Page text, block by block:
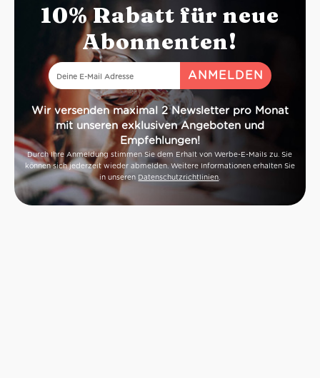
10% Rabatt für neue
Abonnenten!
Wir versenden maximal 2 Newsletter pro Monat
mit unseren exklusiven Angeboten und
Empfehlungen!
Durch Ihre Anmeldung stimmen Sie dem Erhalt von Werbe-E-Mails zu. Sie
können sich jederzeit wieder abmelden. Weitere Informationen erhalten Sie
in unseren Datenschutzrichtlinien